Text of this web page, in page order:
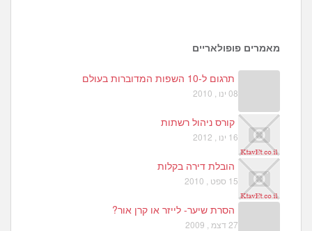
מאמרים פופולאריים
תרגום ל-10 השפות המדוברות בעולם
08 ינו , 2010
קורס ניהול רשתות
16 ינו , 2012
הובלת דירה בקלות
15 ספט , 2010
הסרת שיער- לייזר או קרן אור?
27 דצמ , 2009